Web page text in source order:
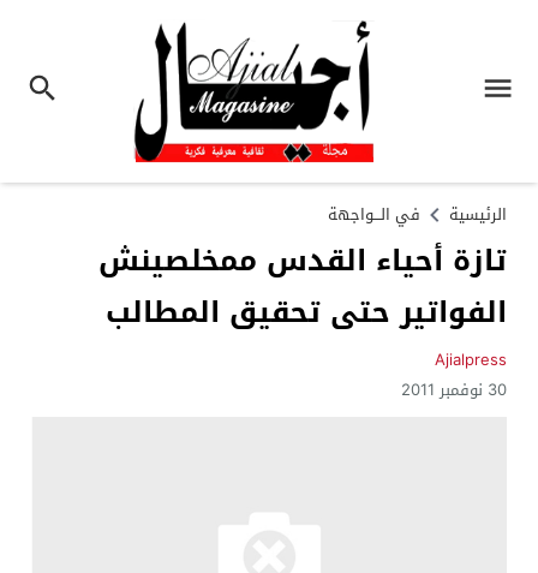
الرئيسية في الـــواجهة
تازة أحياء القدس ممخلصينش
الفواتير حتى تحقيق المطالب
Ajialpress
30 نوفمبر 2011